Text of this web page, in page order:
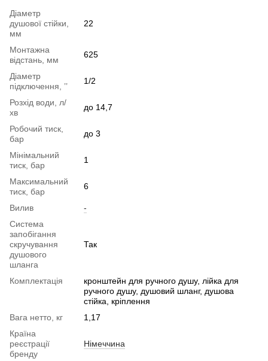
Діаметр
душової стійки,
мм
22
Монтажна
відстань, мм
625
Діаметр
підключення, ’’
1/2
Розхід води, л/
хв
до 14,7
Робочий тиск,
бар
до 3
Мінімальний
тиск, бар
1
Максимальний
тиск, бар
6
Вилив
-
Система
запобігання
скручування
душового
шланга
Так
Комплектація
кронштейн для ручного душу, лійка для
ручного душу, душовий шланг, душова
стійка, кріплення
Вага нетто, кг
1,17
Країна
реєстрації
бренду
Німеччина